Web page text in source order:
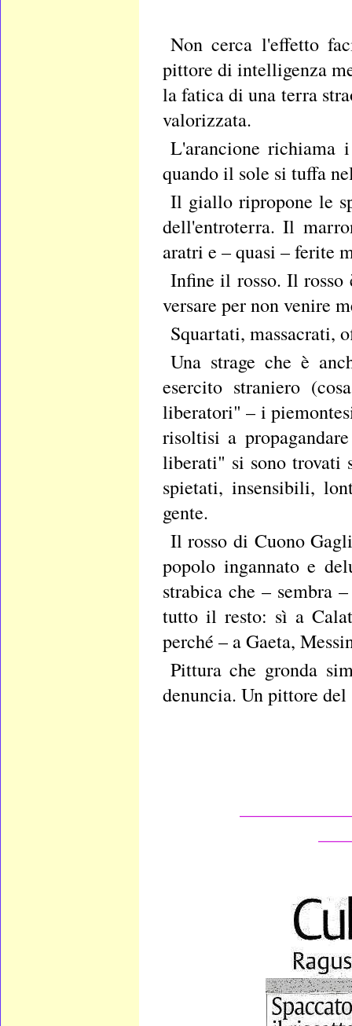
Non cerca l'effetto
pittore di intelligenza
la fatica di una terra
valorizzata.
L'arancione
quando il sole si tuffa
Il giallo ripropone le
dell'entroterra. Il
aratri e – quasi – ferite
Infine il rosso. Il rosso
versare per non venire
Squartati, massacrati,
Una strage che è
esercito straniero
liberatori" – i
risoltisi a
liberati" si sono trovati
spietati, insensibili,
gente.
Il rosso di Cuono
popolo ingannato e
strabica che – sembra
tutto il resto: sì a
perché – a Gaeta,
Pittura che gronda
denuncia. Un pittore del